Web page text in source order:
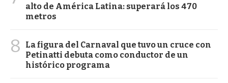
alto de América Latina: superará los 470
metros
8
La figura del Carnaval que tuvo un cruce con
Petinatti debuta como conductor de un
histórico programa